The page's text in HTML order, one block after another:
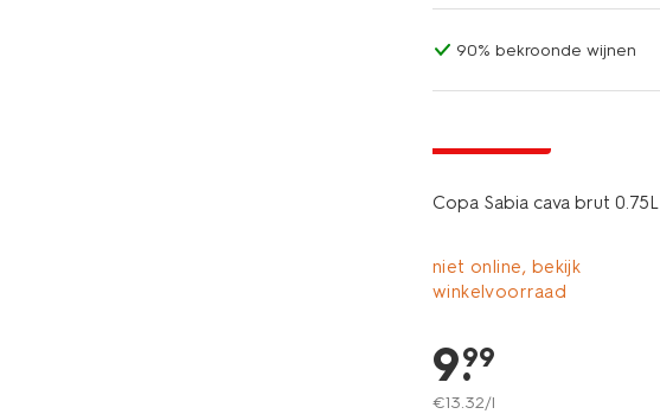
90% bekroonde wijnen
Copa Sabia cava brut 0.75L
niet online, bekijk
winkelvoorraad
9.
99
€13.32/l